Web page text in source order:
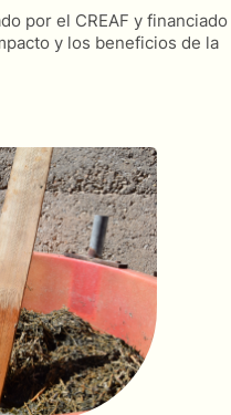
por el CREAF y financiado
y los beneficios de la